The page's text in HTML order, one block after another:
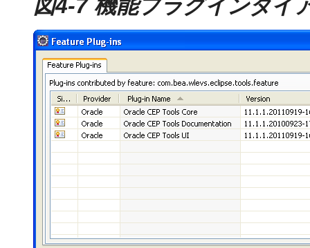
図4-7 機能プラグインダイ